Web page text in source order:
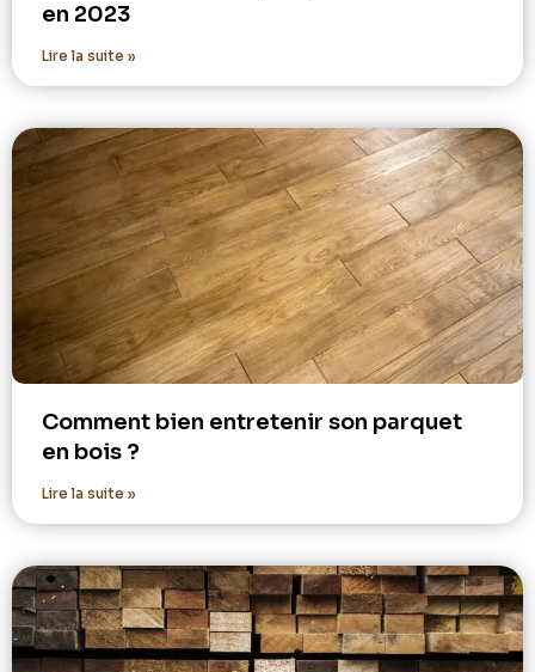
en 2023
Lire la suite »
Comment bien entretenir son parquet
en bois ?
Lire la suite »